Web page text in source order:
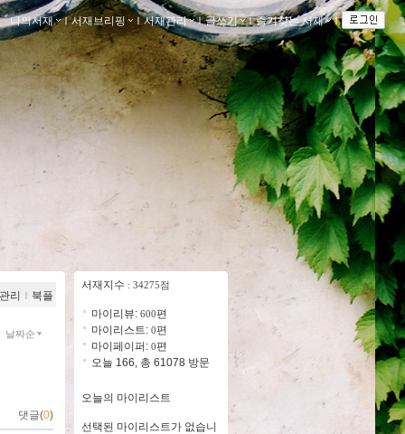
나의서재 ｌ서재브리핑 ｌ서재관리 ｌ글쓰기 ｌ즐겨찾는 서재 ｌ
리 ｌ 북플
날짜순
댓글(0)
서재지수 : 34275점
마이리뷰: 600편
마이리스트: 0편
마이페이퍼: 0편
오늘 166, 총 61078 방문
오늘의 마이리스트
선택된 마이리스트가 없습니